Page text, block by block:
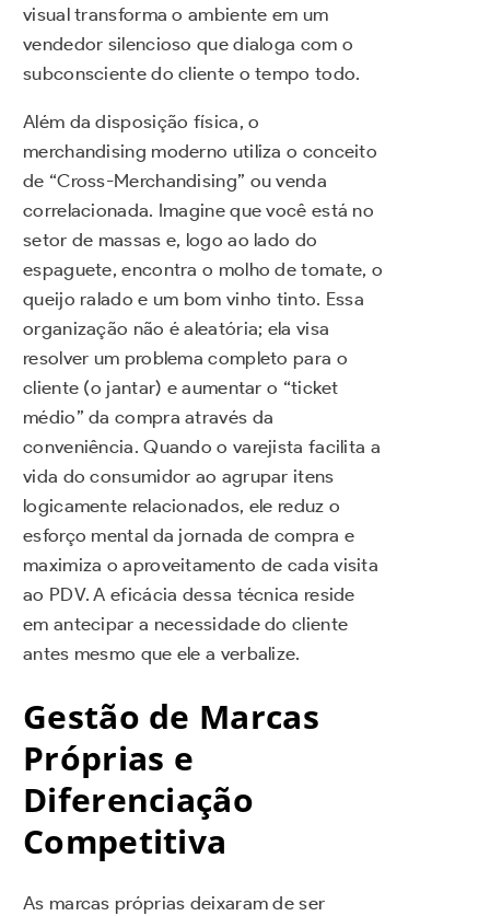
visual transforma o ambiente em um
vendedor silencioso que dialoga com o
subconsciente do cliente o tempo todo.
Além da disposição física, o
merchandising moderno utiliza o conceito
de “Cross-Merchandising” ou venda
correlacionada. Imagine que você está no
setor de massas e, logo ao lado do
espaguete, encontra o molho de tomate, o
queijo ralado e um bom vinho tinto. Essa
organização não é aleatória; ela visa
resolver um problema completo para o
cliente (o jantar) e aumentar o “ticket
médio” da compra através da
conveniência. Quando o varejista facilita a
vida do consumidor ao agrupar itens
logicamente relacionados, ele reduz o
esforço mental da jornada de compra e
maximiza o aproveitamento de cada visita
ao PDV. A eficácia dessa técnica reside
em antecipar a necessidade do cliente
antes mesmo que ele a verbalize.
Gestão de Marcas
Próprias e
Diferenciação
Competitiva
As marcas próprias deixaram de ser